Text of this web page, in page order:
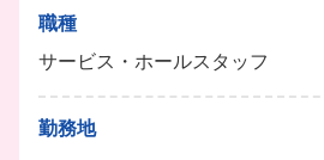
職種
サービス・ホールスタッフ
勤務地